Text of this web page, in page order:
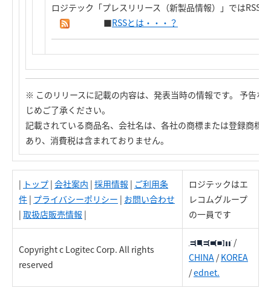
ロジテック「プレスリリース（新製品情報）」ではRSS
■RSSとは・・・？
※ このリリースに記載の内容は、発表当時の情報です。 予告な
じめご了承ください。
記載されている商品名、会社名は、各社の商標または登録商標
あり、消費税は含まれておりません。
| トップ | 会社案内 | 採用情報 | ご利用条
件 | プライバシーポリシー | お問い合わせ
| 取扱店販売情報 |
ロジテックはエ
レコムグループ
の一員です
Copyright c Logitec Corp. All rights
reserved
/
CHINA /KOREA
/ednet.